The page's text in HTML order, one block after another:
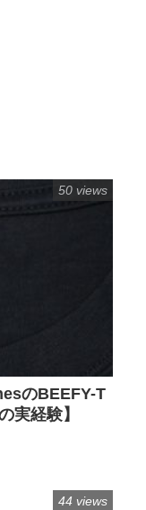
のBEEFY-T
実経験】
50 views
44 views